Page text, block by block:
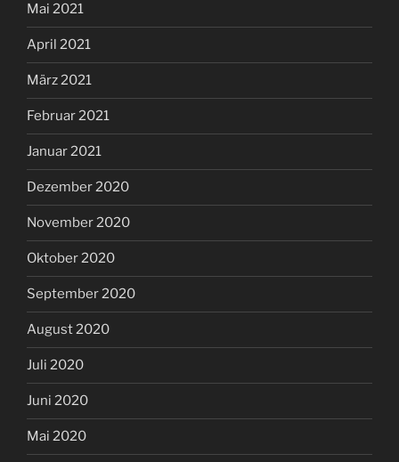
Mai 2021
April 2021
März 2021
Februar 2021
Januar 2021
Dezember 2020
November 2020
Oktober 2020
September 2020
August 2020
Juli 2020
Juni 2020
Mai 2020